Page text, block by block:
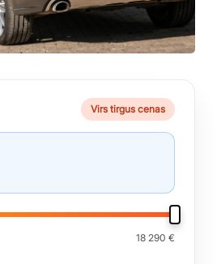
Virs tirgus cenas
18 290 €